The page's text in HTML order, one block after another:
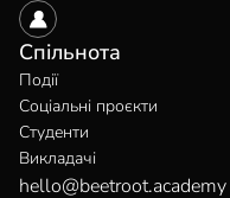
Спільнота
Події
Соціальні проєкти
Студенти
Викладачі
hello@beetroot.academy